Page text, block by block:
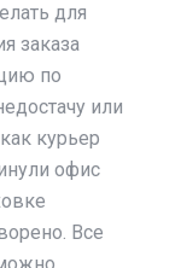
для
заказа
по
или
курьер
офис
Все